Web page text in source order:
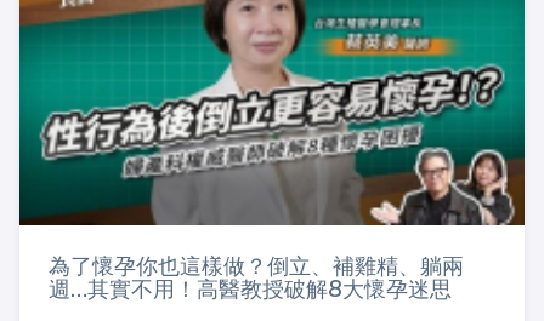
為了懷孕你也這樣做？倒立、補雞精、躺兩
週…其實不用！高醫教授破解8大懷孕迷思